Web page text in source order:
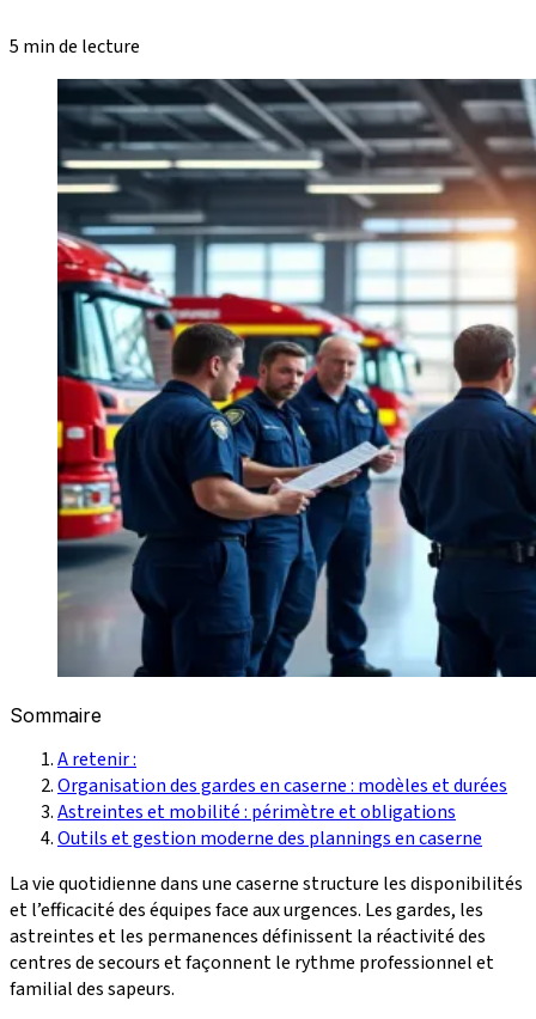
5 min de lecture
Sommaire
A retenir :
Organisation des gardes en caserne : modèles et durées
Astreintes et mobilité : périmètre et obligations
Outils et gestion moderne des plannings en caserne
La vie quotidienne dans une caserne structure les disponibilités
et l’efficacité des équipes face aux urgences. Les gardes, les
astreintes et les permanences définissent la réactivité des
centres de secours et façonnent le rythme professionnel et
familial des sapeurs.